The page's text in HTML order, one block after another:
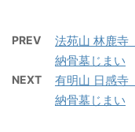
PREV
法苑山 林鹿寺
納骨墓じまい
NEXT
有明山 日感寺
納骨墓じまい